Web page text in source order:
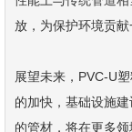
放，为保护环境贡献
展望未来，PVC-U
的加快，基础设施
的管材，将在更多